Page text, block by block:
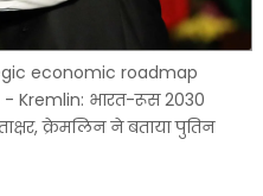
economic roadmap
Kremlin: भारत-रूस 2030
क्रेमलिन ने बताया पुतिन